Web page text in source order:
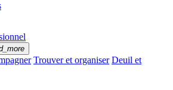
Trouver et organiser Deuil et